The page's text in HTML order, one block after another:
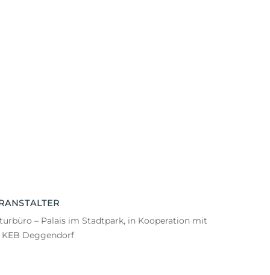
– Palais im Stadtpark, in Kooperation mit
KEB Deggendorf